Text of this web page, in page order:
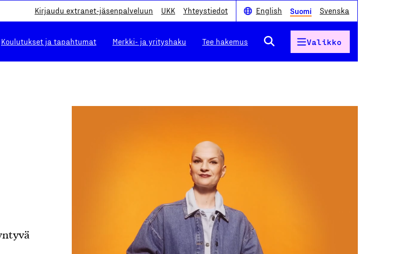
Kirjaudu extranet-jäsenpalveluun UKK Yhteystiedot English Suomi Svenska
Koulutukset ja tapahtumat Merkki- ja yrityshaku Tee hakemus Valikko